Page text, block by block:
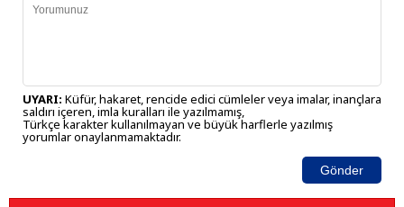
UYARI: Küfür, hakaret, rencide edici cümleler veya imalar, inançlara
saldırı içeren, imla kuralları ile yazılmamış,
Türkçe karakter kullanılmayan ve büyük harflerle yazılmış
yorumlar onaylanmamaktadır.
Gönder